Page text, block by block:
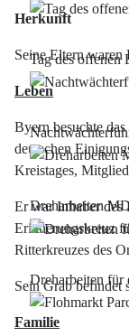
Tag des offenen
Dreharbeiten
Dreharbeiten
Herkunft
Seine Eltern
Leben
Byern besuchte
deutschen
Kreistages,
Er war Inhaber des
Erinnerungskreuz
Ritterkreuzes des
Sein Grab befindet
Familie